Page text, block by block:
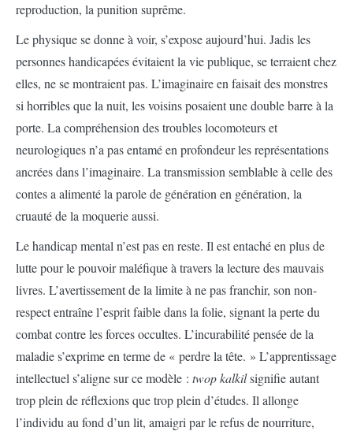
reproduction, la punition suprême.
Le physique se donne à voir, s’expose aujourd’hui. Jadis les
personnes handicapées évitaient la vie publique, se terraient chez
elles, ne se montraient pas. L’imaginaire en faisait des monstres
si horribles que la nuit, les voisins posaient une double barre à la
porte. La compréhension des troubles locomoteurs et
neurologiques n’a pas entamé en profondeur les représentations
ancrées dans l’imaginaire. La transmission semblable à celle des
contes a alimenté la parole de génération en génération, la
cruauté de la moquerie aussi.
Le handicap mental n’est pas en reste. Il est entaché en plus de
lutte pour le pouvoir maléfique à travers la lecture des mauvais
livres. L’avertissement de la limite à ne pas franchir, son non-
respect entraîne l’esprit faible dans la folie, signant la perte du
combat contre les forces occultes. L’incurabilité pensée de la
maladie s’exprime en terme de « perdre la tête. » L’apprentissage
intellectuel s’aligne sur ce modèle : twop kalkilsignifie autant
trop plein de réflexions que trop plein d’études. Il allonge
l’individu au fond d’un lit, amaigri par le refus de nourriture,